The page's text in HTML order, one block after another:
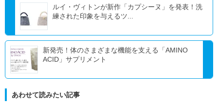
ルイ・ヴィトンが新作「カプシーヌ」を発表！洗
練された印象を与えるツ...
新発売！体のさまざまな機能を支える「AMINO
ACID」サプリメント
あわせて読みたい記事